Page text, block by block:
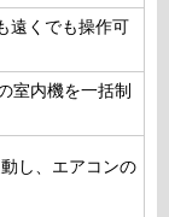
遠くでも操作可
室内機を一括制
し、エアコンの